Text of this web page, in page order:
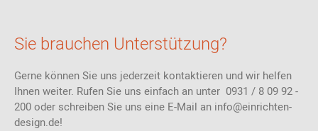
Sie brauchen Unterstützung?
Gerne können Sie uns jederzeit kontaktieren und wir helfen
Ihnen weiter. Rufen Sie uns einfach an unter 0931 / 8 09 92 -
200 oder schreiben Sie uns eine E-Mail an info@einrichten-
design.de!